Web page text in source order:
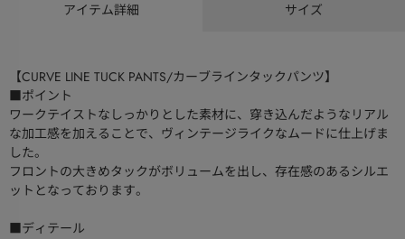
アイテム詳細 サイズ
【CURVE LINE TUCK PANTS/カーブラインタックパンツ】
■ポイント
ワークテイストなしっかりとした素材に、穿き込んだようなリアル
な加工感を加えることで、ヴィンテージライクなムードに仕上げま
した。
フロントの大きめタックがボリュームを出し、存在感のあるシルエ
ットとなっております。
■ディテール